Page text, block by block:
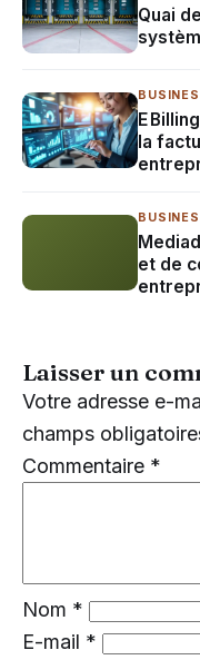
Quai
E
la
et de
Laisser un
Votre adresse e-
champs
Commentaire *
Nom *
E-mail *